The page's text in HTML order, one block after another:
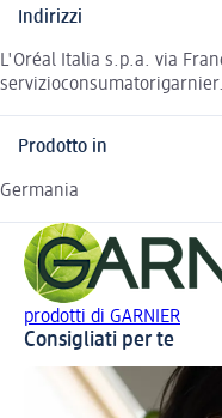
Indirizzi
L'Oréal Italia s.p.a. via
Prodotto in
Germania
prodotti di GARNIER
Consigliati per te